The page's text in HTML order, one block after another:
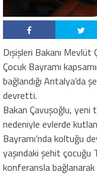
Dışişleri Bakanı
Çocuk Bayramı
bağlandığı Antalya’da
devretti.
Bakan Çavuşoğlu, yeni
nedeniyle evlerde
Bayramı’nda koltuğu
yaşındaki şehit çocuğu
konferansla bağlanarak